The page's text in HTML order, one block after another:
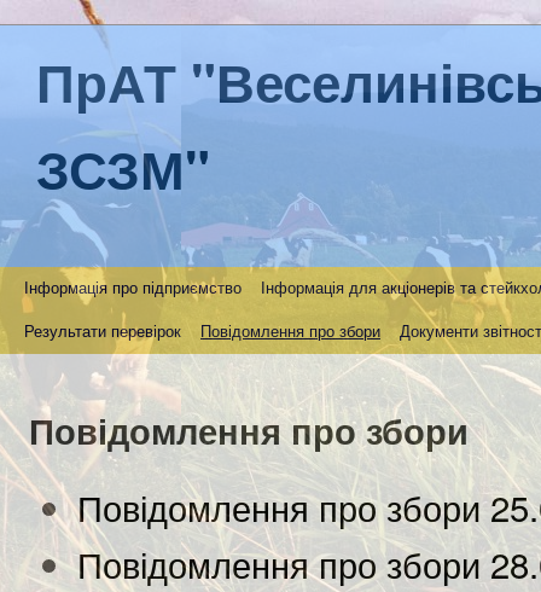
ПрАТ
ЗСЗМ"
Інформація про підприємство Інформація для акціонерів та
Результати перевірок Повідомлення про збори Документи
Повідомлення про збори
Повідомлення про збори
Повідомлення про збори